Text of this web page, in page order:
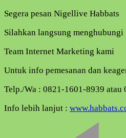
Segera pesan Nigellive Habbats
Silahkan langsung menghubungi
Team Internet Marketing kami
Untuk info pemesanan dan
Telp./Wa : 0821-1601-8939 atau
Info lebih lanjut :